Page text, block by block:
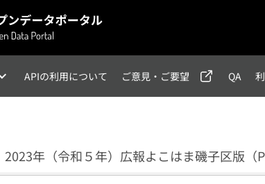
APIの利用について ご意見・ご要望 QA
2023年（令和５年）広報よこはま磯子区版（